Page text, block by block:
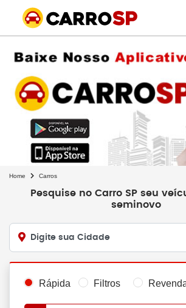
Home Carros
Pesquise no Carro SP seu
seminovo
Digite sua Cidade
Rápida Filtros